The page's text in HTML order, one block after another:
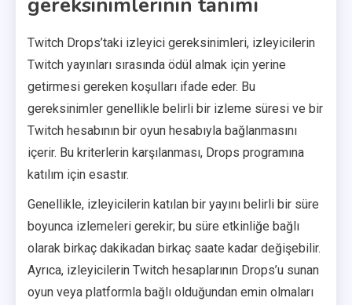
Twitch Drops’taki izleyici gereksinimleri, izleyicilerin
Twitch yayınları sırasında ödül almak için yerine
getirmesi gereken koşulları ifade eder. Bu
gereksinimler genellikle belirli bir izleme süresi ve bir
Twitch hesabının bir oyun hesabıyla bağlanmasını
içerir. Bu kriterlerin karşılanması, Drops programına
katılım için esastır.
Genellikle, izleyicilerin katılan bir yayını belirli bir süre
boyunca izlemeleri gerekir; bu süre etkinliğe bağlı
olarak birkaç dakikadan birkaç saate kadar değişebilir.
Ayrıca, izleyicilerin Twitch hesaplarının Drops’u sunan
oyun veya platformla bağlı olduğundan emin olmaları